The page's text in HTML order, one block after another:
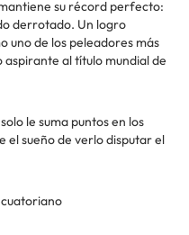
su récord perfecto:
derrotado. Un logro
uno de los peleadores más
aspirante al título mundial de
le suma puntos en los
el sueño de verlo disputar el